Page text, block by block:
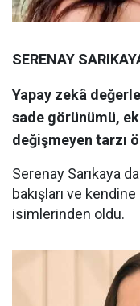
SERENAY
Yapay zekâ
sade görünümü,
değişmeyen tarzı
Serenay Sarıkaya
bakışları ve
isimlerinden oldu.